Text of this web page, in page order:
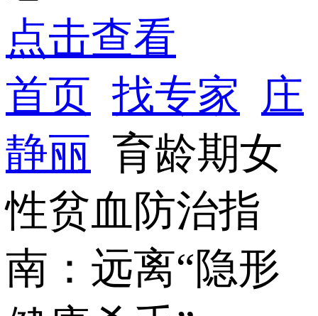
点击查看
首页 找专家
庄
静丽 育龄期女
性贫血防治指
南：远离“隐形